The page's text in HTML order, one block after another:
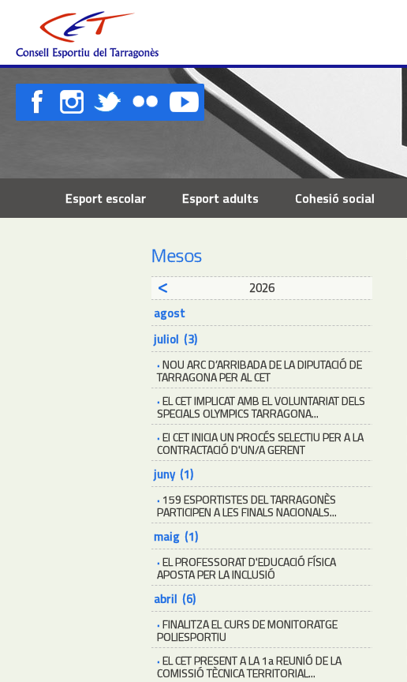
Esport escolar Esport adults Cohesió social
Mesos
2026
agost
juliol (3)
·NOU ARC D’ARRIBADA DE LA DIPUTACIÓ DE
TARRAGONA PER AL CET
·EL CET IMPLICAT AMB EL VOLUNTARIAT DELS
SPECIALS OLYMPICS TARRAGONA...
·El CET INICIA UN PROCÉS SELECTIU PER A LA
CONTRACTACIÓ D'UN/A GERENT
juny (1)
· 159 ESPORTISTES DEL TARRAGONÈS
PARTICIPEN A LES FINALS NACIONALS...
maig (1)
·EL PROFESSORAT D'EDUCACIÓ FÍSICA
APOSTA PER LA INCLUSIÓ
abril (6)
·FINALITZA EL CURS DE MONITORATGE
POLIESPORTIU
·EL CET PRESENT A LA 1a REUNIÓ DE LA
COMISSIÓ TÈCNICA TERRITORIAL...